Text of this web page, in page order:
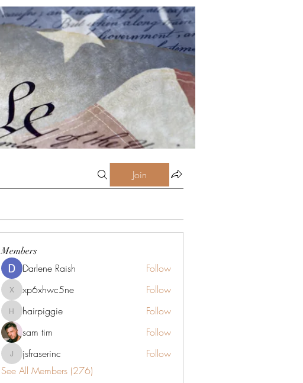
Join
Members
Darlene Raish Follow
xp6xhwc5ne
xp6xhwc5ne Follow
hairpiggie
hairpiggie
Follow
sam tim
Follow
jsfraserinc
jsfraserinc
Follow
See All Members (276)